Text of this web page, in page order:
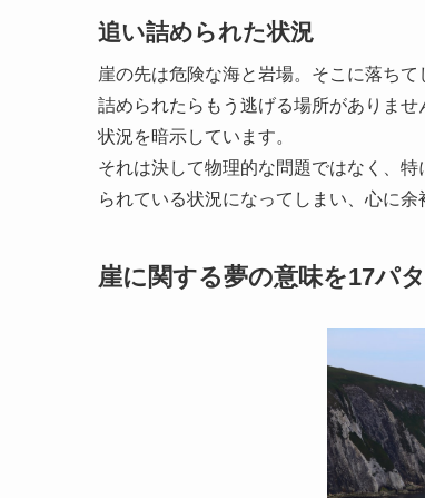
追い詰められた状況
崖の先は危険な海と岩場。そこに落ち
詰められたらもう逃げる場所がありま
状況を暗示しています。
それは決して物理的な問題ではなく、
られている状況になってしまい、心に
崖に関する夢の意味を17パ